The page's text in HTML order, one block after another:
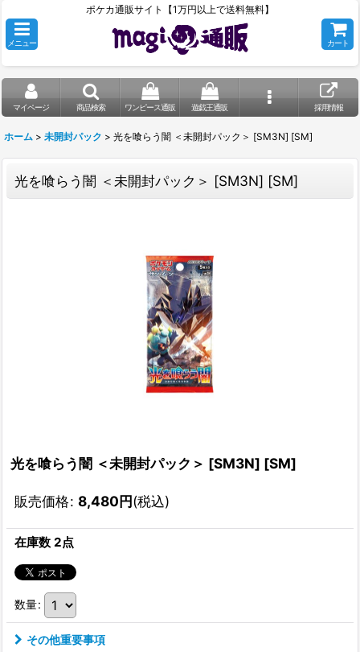
ポケカ通販サイト【1万円以上で送料無料】
メニュー カート
マイページ 商品検索 ワンピース通販 遊戯王通販 採用情報
ホーム > 未開封パック > 光を喰らう闇 ＜未開封パック＞ [SM3N] [SM]
光を喰らう闇 ＜未開封パック＞ [SM3N] [SM]
光を喰らう闇 ＜未開封パック＞ [SM3N] [SM]
販売価格: 8,480円(税込)
在庫数 2点
数量:
その他重要事項